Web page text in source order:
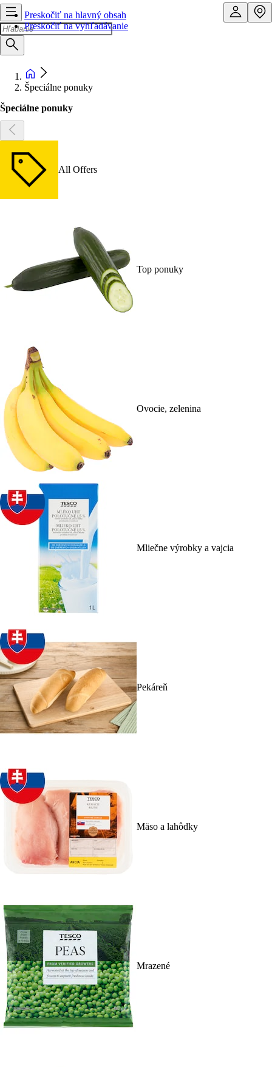
Preskočiť na hlavný obsah
Preskočiť na vyhľadávanie
Špeciálne ponuky
Špeciálne ponuky
All Offers
Top ponuky
Ovocie, zelenina
Mliečne výrobky a vajcia
Pekáreň
Mäso a lahôdky
Mrazené